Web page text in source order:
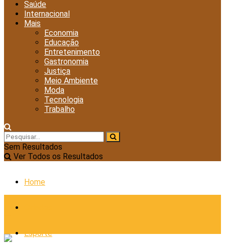
Saúde
Internacional
Mais
Economia
Educação
Entretenimento
Gastronomia
Justiça
Meio Ambiente
Moda
Tecnologia
Trabalho
Sem Resultados
Ver Todos os Resultados
Home
Esporte